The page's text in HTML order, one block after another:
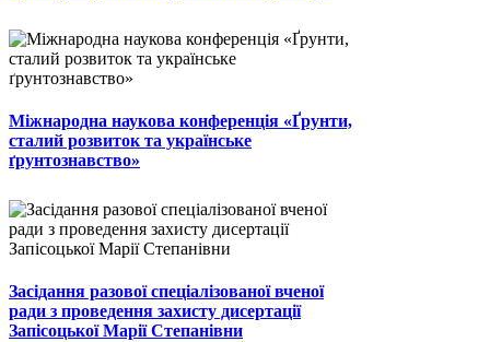
Міжнародна наукова конференція «Ґрунти,
сталий розвиток та українське
ґрунтознавство»
Засідання разової спеціалізованої вченої
ради з проведення захисту дисертації
Запісоцької Марії Степанівни